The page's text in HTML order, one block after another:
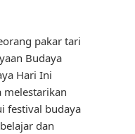
pakar tari
Budaya
Hari Ini
melestarikan
festival budaya
dan